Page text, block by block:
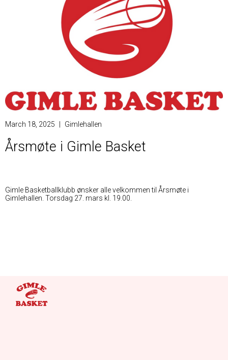
March 18, 2025 Gimlehallen
Årsmøte i Gimle Basket
Gimle Basketballklubb ønsker alle velkommen til Årsmøte i
Gimlehallen. Torsdag 27. mars kl. 19.00.